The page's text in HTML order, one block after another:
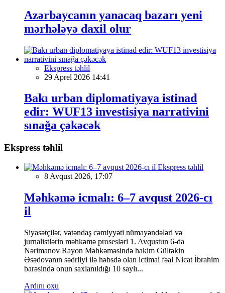
Azərbaycanın yanacaq bazarı yeni
mərhələyə daxil olur
Ekspress təhlil
29 Aprel 2026 14:41
Bakı urban diplomatiyaya istinad
edir: WUF13 investisiya narrativini
sınağa çəkəcək
Ekspress təhlil
Ekspress təhlil
8 Avqust 2026, 17:07
Məhkəmə icmalı: 6–7 avqust 2026-cı
il
Siyasətçilər, vətəndaş cəmiyyəti nümayəndələri və
jurnalistlərin məhkəmə prosesləri 1. Avqustun 6-da
Nərimanov Rayon Məhkəməsində hakim Gültəkin
Əsədovanın sədrliyi ilə həbsdə olan ictimai fəal Nicat İbrahim
barəsində onun saxlanıldığı 10 saylı...
Ardını oxu